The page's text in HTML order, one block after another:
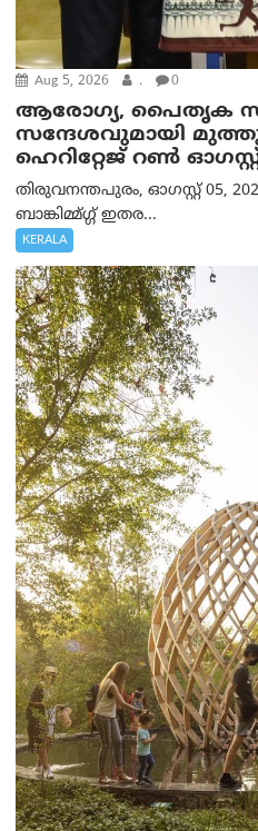
Aug 5, 2026 . 0
ആരോഗ്യ, പൈതൃക
സന്ദേശവുമായി
ഹെറിറ്റേജ് റൺ
തിരുവനന്തപുരം, ഓഗസ്റ്റ് 05,
ബാങ്കിമ്മ്ഗ്ഗ് ഇതര...
KERALA